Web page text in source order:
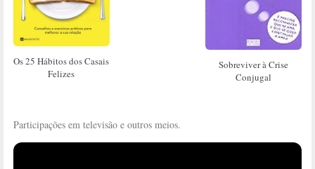
Os 25 Hábitos dos Casais
Felizes
Sobreviver à Crise
Conjugal
Participações em televisão e outros meios.